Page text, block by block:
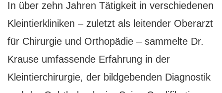
In über zehn Jahren Tätigkeit in verschiedenen
Kleintierkliniken – zuletzt als leitender Oberarzt
für Chirurgie und Orthopädie – sammelte Dr.
Krause umfassende Erfahrung in der
Kleintierchirurgie, der bildgebenden Diagnostik